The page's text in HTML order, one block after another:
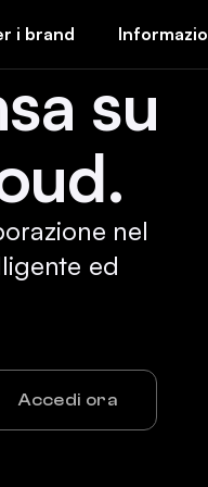
i brand
su
nel
ed
Accedi ora